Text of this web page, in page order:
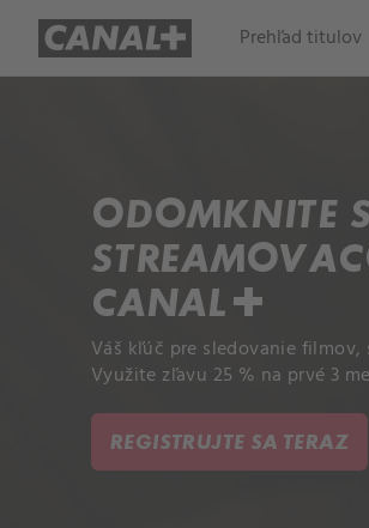
Prehľad titulov
ODOMKNITE
CANAL+
Váš kľúč pre sledovanie filmov,
Využite zľavu 25 % na prvé 3
REGISTRUJTE SA TERAZ